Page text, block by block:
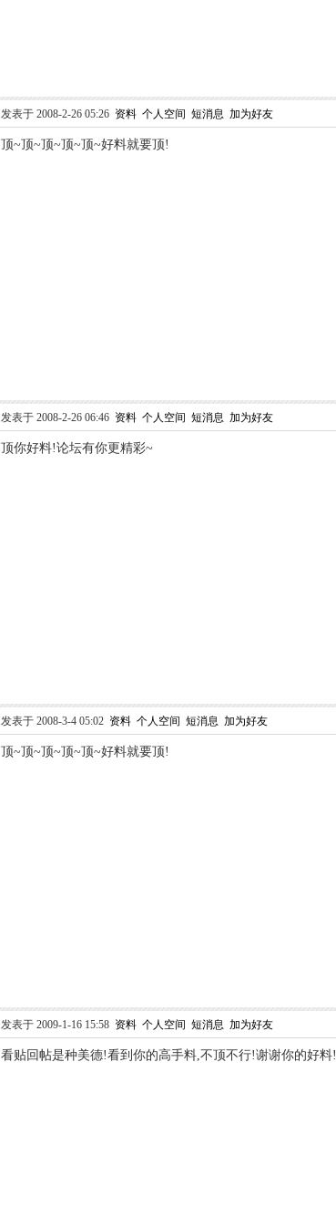
发表于 2008-2-26 05:26 资料 个人空间 短消息 加为好友
顶~顶~顶~顶~顶~好料就要顶!
发表于 2008-2-26 06:46 资料 个人空间 短消息 加为好友
顶你好料!论坛有你更精彩~
发表于 2008-3-4 05:02 资料 个人空间 短消息 加为好友
顶~顶~顶~顶~顶~好料就要顶!
发表于 2009-1-16 15:58 资料 个人空间 短消息 加为好友
看贴回帖是种美德!看到你的高手料,不顶不行!谢谢你的好料!